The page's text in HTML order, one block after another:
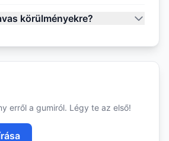
körülményekre?
erről a gumiról. Légy te az első!